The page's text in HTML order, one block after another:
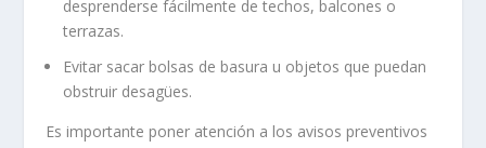
desprenderse fácilmente de techos, balcones o
terrazas.
Evitar sacar bolsas de basura u objetos que puedan
obstruir desagües.
Es importante poner atención a los avisos preventivos